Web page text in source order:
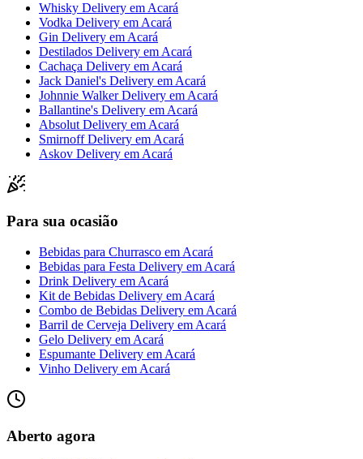
Whisky Delivery em Acará
Vodka Delivery em Acará
Gin Delivery em Acará
Destilados Delivery em Acará
Cachaça Delivery em Acará
Jack Daniel's Delivery em Acará
Johnnie Walker Delivery em Acará
Ballantine's Delivery em Acará
Absolut Delivery em Acará
Smirnoff Delivery em Acará
Askov Delivery em Acará
Para sua ocasião
Bebidas para Churrasco emAcará
Bebidas para Festa Delivery emAcará
Drink Delivery emAcará
Kit de Bebidas Delivery emAcará
Combo de Bebidas Delivery emAcará
Barril de Cerveja Delivery emAcará
Gelo Delivery emAcará
Espumante Delivery emAcará
Vinho Delivery emAcará
Aberto agora